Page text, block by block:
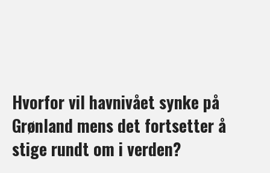
Hvorfor vil havnivået synke på
Grønland mens det fortsetter å
stige rundt om i verden?